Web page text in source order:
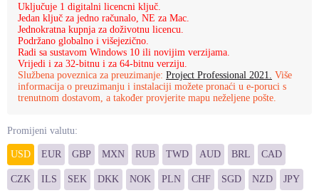
Uključuje 1 digitalni licencni ključ.
Jedan ključ za jedno računalo, NE za Mac.
Jednokratna kupnja za doživotnu licencu.
Podržano globalno i višejezično.
Radi sa sustavom Windows 10 ili novijim verzijama.
Vrijedi i za 32-bitnu i za 64-bitnu verziju.
Službena poveznica za preuzimanje: Project Professional 2021. Više
informacija o preuzimanju i instalaciji možete pronaći u e-poruci s
trenutnom dostavom, a također provjerite mapu neželjene pošte.
Promijeni valutu:
USD EUR GBP MXN RUB TWD AUD BRL CAD
CZK ILS SEK DKK NOK PLN CHF SGD NZD JPY